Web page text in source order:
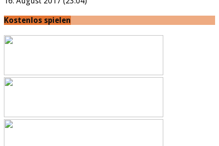
Kostenlos spielen